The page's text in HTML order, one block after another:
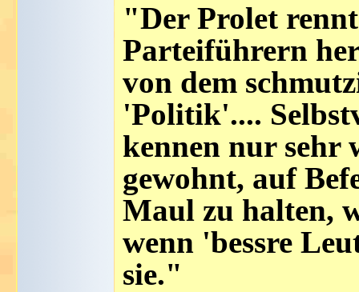
"Der Prolet
Parteiführern
von dem
'Politik'....
kennen nur sehr
gewohnt, auf
Maul zu halten,
wenn 'bessre
sie."